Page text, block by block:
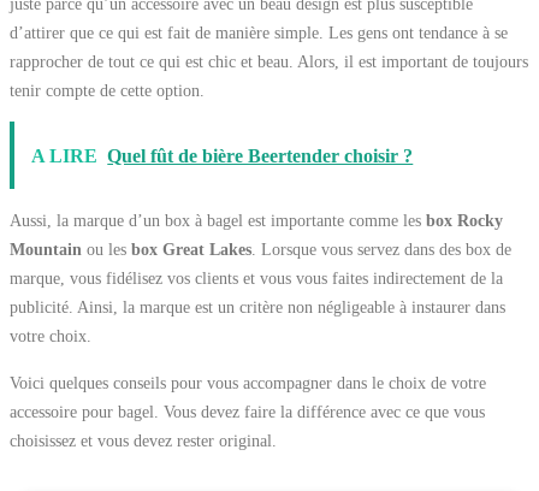
d’attirer que ce qui est fait de manière simple. Les gens ont tendance à se
rapprocher de tout ce qui est chic et beau. Alors, il est important de toujours
tenir compte de cette option.
A LIRE Quel fût de bière Beertender choisir ?
Aussi, la marque d’un box à bagel est importante comme les box Rocky
Mountain ou les box Great Lakes. Lorsque vous servez dans des box de
marque, vous fidélisez vos clients et vous vous faites indirectement de la
publicité. Ainsi, la marque est un critère non négligeable à instaurer dans
votre choix.
Voici quelques conseils pour vous accompagner dans le choix de votre
accessoire pour bagel. Vous devez faire la différence avec ce que vous
choisissez et vous devez rester original.